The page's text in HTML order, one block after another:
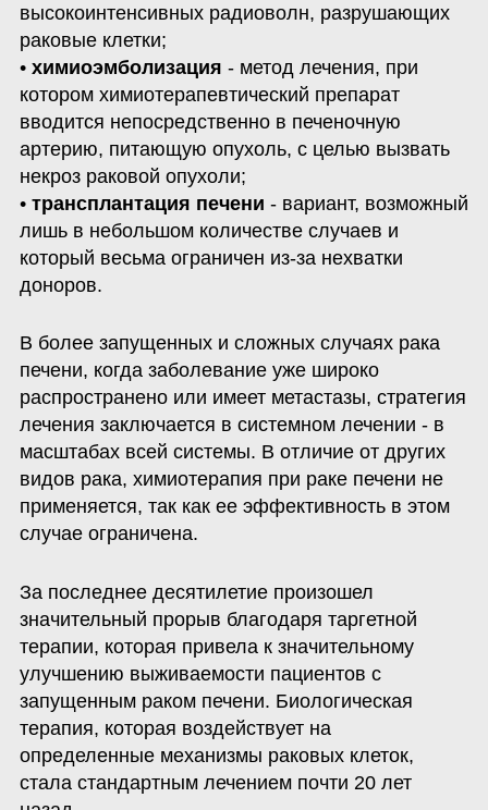
высокоинтенсивных радиоволн, разрушающих
раковые клетки;
• химиоэмболизация - метод лечения, при
котором химиотерапевтический препарат
вводится непосредственно в печеночную
артерию, питающую опухоль, с целью вызвать
некроз раковой опухоли;
• трансплантация печени - вариант, возможный
лишь в небольшом количестве случаев и
который весьма ограничен из-за нехватки
доноров.
В более запущенных и сложных случаях рака
печени, когда заболевание уже широко
распространено или имеет метастазы, стратегия
лечения заключается в системном лечении - в
масштабах всей системы. В отличие от других
видов рака, химиотерапия при раке печени не
применяется, так как ее эффективность в этом
случае ограничена.
За последнее десятилетие произошел
значительный прорыв благодаря таргетной
терапии, которая привела к значительному
улучшению выживаемости пациентов с
запущенным раком печени. Биологическая
терапия, которая воздействует на
определенные механизмы раковых клеток,
стала стандартным лечением почти 20 лет